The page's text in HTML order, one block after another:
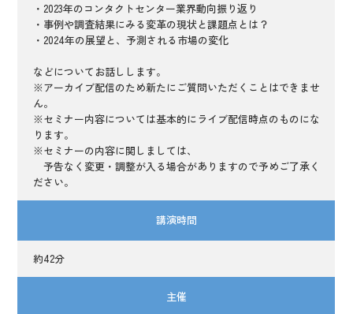
・2023年のコンタクトセンター業界動向振り返り
・事例や調査結果にみる変革の現状と課題点とは？
・2024年の展望と、予測される市場の変化
などについてお話しします。
※アーカイブ配信のため新たにご質問いただくことはできませ
ん。
※セミナー内容については基本的にライブ配信時点のものにな
ります。
※セミナーの内容に関しましては、
予告なく変更・調整が入る場合がありますので予めご了承く
ださい。
講演時間
約42分
主催